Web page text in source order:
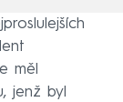
měl
jenž byl